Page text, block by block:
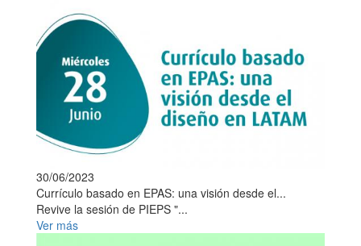
30/06/2023
Currículo basado en EPAS: una visión desde el...
Revive la sesión de PIEPS "...
Ver más